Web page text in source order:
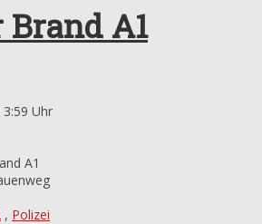
A1
3:59 Uhr
A1
, Polizei